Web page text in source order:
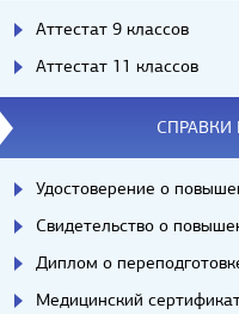
Аттестат 9 классов
Аттестат 11 классов
СПРАВКИ
Удостоверение о
Свидетельство о
Диплом о
Медицинский